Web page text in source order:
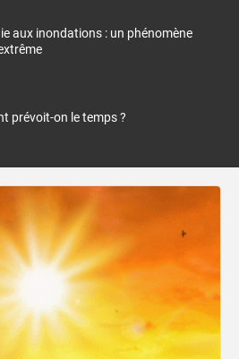
aux inondations : un phénomène
prévoit-on le temps ?